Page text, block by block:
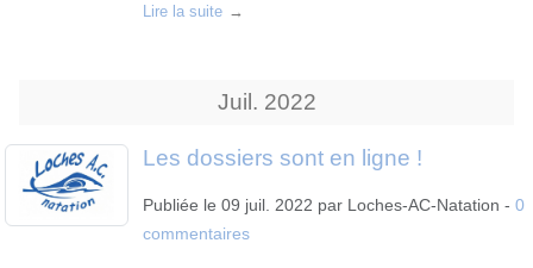
Lire la suite
Juil. 2022
Les dossiers sont en ligne !
Publiée le 09 juil. 2022 par Loches-AC-Natation - 0
commentaires